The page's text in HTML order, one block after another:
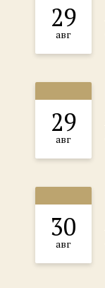
29
авг
29
авг
30
авг